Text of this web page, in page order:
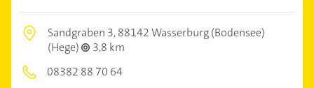
Sandgraben 3,88142 Wasserburg (Bodensee)
(Hege)
3,8 km
08382 88 70 64